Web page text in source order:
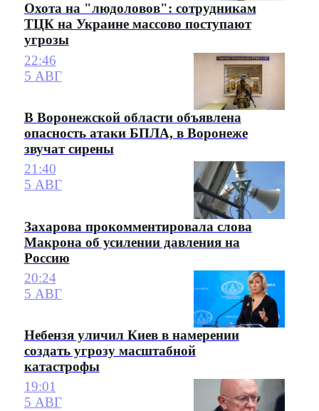
Охота на "людоловов": сотрудникам
ТЦК на Украине массово поступают
угрозы
22:46
5 АВГ
В Воронежской области объявлена
опасность атаки БПЛА, в Воронеже
звучат сирены
21:40
5 АВГ
Захарова прокомментировала слова
Макрона об усилении давления на
Россию
20:24
5 АВГ
Небензя уличил Киев в намерении
создать угрозу масштабной
катастрофы
19:01
5 АВГ